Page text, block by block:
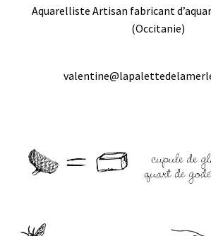
Aquarelliste Artisan fabricant
(Occitanie)